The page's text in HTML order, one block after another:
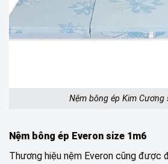
Nệm bông ép Kim Cương
Nệm bông ép Everon size 1m6
Thương hiệu nệm Everon cũng được